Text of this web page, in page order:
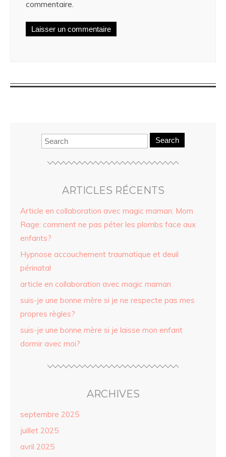
commentaire.
Search
ARTICLES RÉCENTS
Article en collaboration avec magic maman: Mom
Rage: comment ne pas péter les plombs face aux
enfants?
Hypnose accouchement traumatique et deuil
périnatal
article en collaboration avec magic maman
suis-je une bonne mère si je ne respecte pas mes
propres règles?
suis-je une bonne mère si je laisse mon enfant
dormir avec moi?
ARCHIVES
septembre 2025
juillet 2025
avril 2025